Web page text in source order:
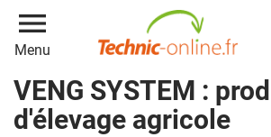
menu
Menu
VENG SYSTEM :
d'élevage agricole